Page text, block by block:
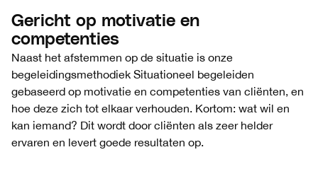
Gericht op motivatie en
competenties
Naast het afstemmen op de situatie is onze
begeleidingsmethodiek Situationeel begeleiden
gebaseerd op motivatie en competenties van cliënten, en
hoe deze zich tot elkaar verhouden. Kortom: wat wil en
kan iemand? Dit wordt door cliënten als zeer helder
ervaren en levert goede resultaten op.